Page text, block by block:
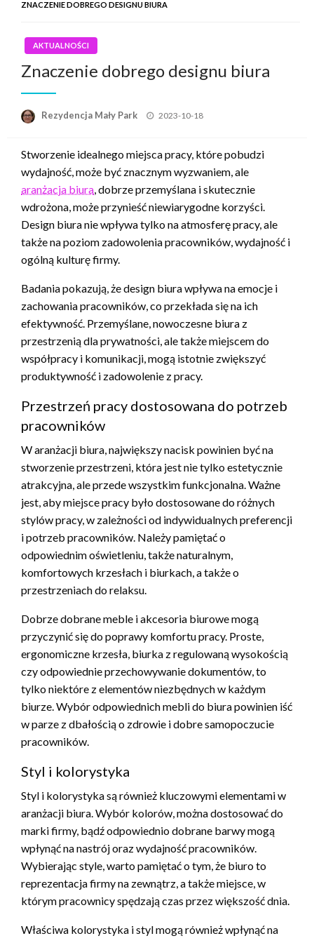
ZNACZENIE DOBREGO DESIGNU BIURA
AKTUALNOŚCI
Znaczenie dobrego designu biura
Rezydencja Mały Park
Opublikowane
2023-10-18
Stworzenie idealnego miejsca pracy, które pobudzi
wydajność, może być znacznym wyzwaniem, ale
aranżacja biura , dobrze przemyślana i skutecznie
wdrożona, może przynieść niewiarygodne korzyści.
Design biura nie wpływa tylko na atmosferę pracy, ale
także na poziom zadowolenia pracowników, wydajność i
ogólną kulturę firmy.
Badania pokazują, że design biura wpływa na emocje i
zachowania pracowników, co przekłada się na ich
efektywność. Przemyślane, nowoczesne biura z
przestrzenią dla prywatności, ale także miejscem do
współpracy i komunikacji, mogą istotnie zwiększyć
produktywność i zadowolenie z pracy.
Przestrzeń pracy dostosowana do potrzeb
pracowników
W aranżacji biura, największy nacisk powinien być na
stworzenie przestrzeni, która jest nie tylko estetycznie
atrakcyjna, ale przede wszystkim funkcjonalna. Ważne
jest, aby miejsce pracy było dostosowane do różnych
stylów pracy, w zależności od indywidualnych preferencji
i potrzeb pracowników. Należy pamiętać o
odpowiednim oświetleniu, także naturalnym,
komfortowych krzesłach i biurkach, a także o
przestrzeniach do relaksu.
Dobrze dobrane meble i akcesoria biurowe mogą
przyczynić się do poprawy komfortu pracy. Proste,
ergonomiczne krzesła, biurka z regulowaną wysokością
czy odpowiednie przechowywanie dokumentów, to
tylko niektóre z elementów niezbędnych w każdym
biurze. Wybór odpowiednich mebli do biura powinien iść
w parze z dbałością o zdrowie i dobre samopoczucie
pracowników.
Styl i kolorystyka
Styl i kolorystyka są również kluczowymi elementami w
aranżacji biura. Wybór kolorów, można dostosować do
marki firmy, bądź odpowiednio dobrane barwy mogą
wpłynąć na nastrój oraz wydajność pracowników.
Wybierając style, warto pamiętać o tym, że biuro to
reprezentacja firmy na zewnątrz, a także miejsce, w
którym pracownicy spędzają czas przez większość dnia.
Właściwa kolorystyka i styl mogą również wpłynąć na